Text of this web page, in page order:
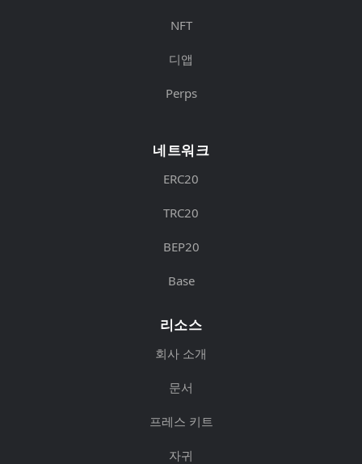
NFT
디앱
Perps
네트워크
ERC20
TRC20
BEP20
Base
리소스
회사 소개
문서
프레스 키트
자귀